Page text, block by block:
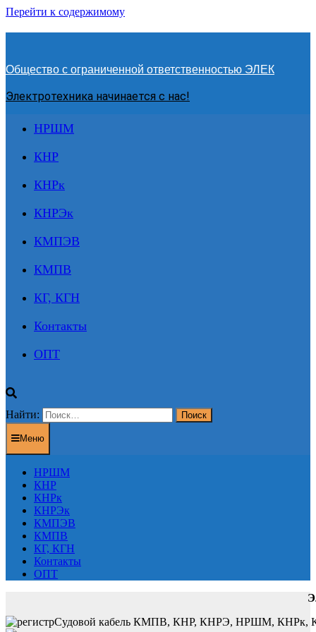
Перейти к содержимому
Общество с ограниченной ответственностью ЭЛЕК
Электротехника начинается с нас!
НРШМ
КНР
КНРк
КНРЭк
КМПЭВ
КМПВ
КГ, КГН
Контакты
ОПТ
Найти:
Меню
НРШМ
КНР
КНРк
КНРЭк
КМПЭВ
КМПВ
КГ, КГН
Контакты
ОПТ
Судовой кабель КМПВ, КНР, КНРЭ, НРШМ, КНРк,